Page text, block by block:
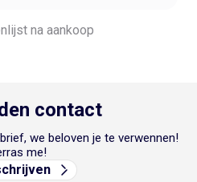
na aankoop
contact
we beloven je te verwennen!
me!